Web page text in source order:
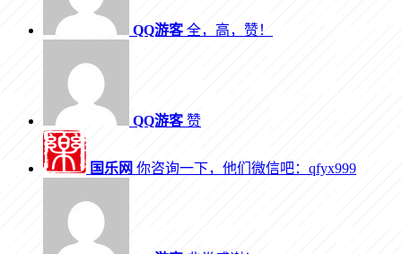
QQ游客全，高，赞！
QQ游客赞
国乐网 你咨询一下，他们微信吧：qfyx999